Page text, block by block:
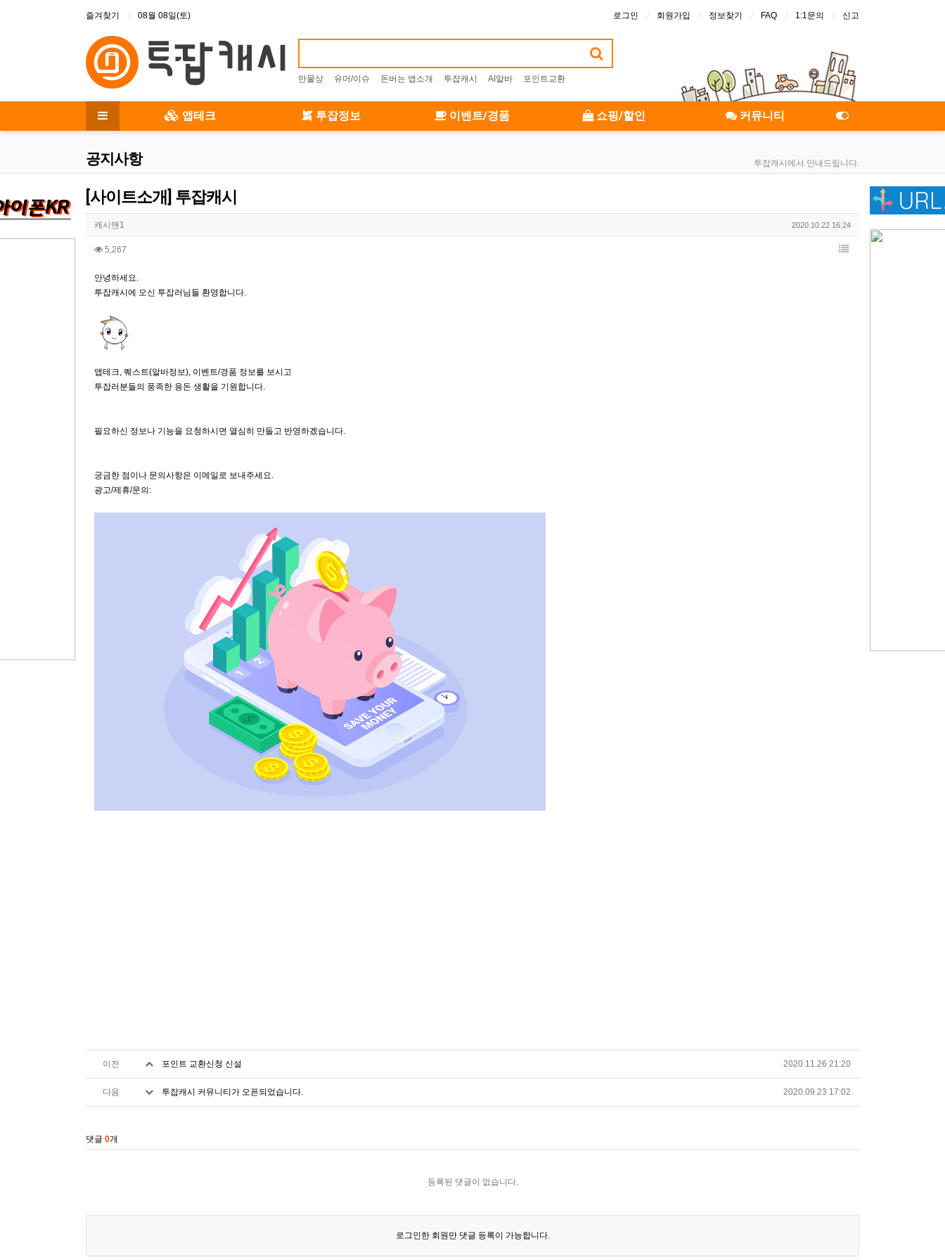
즐겨찾기 08월 08일(토) 로그인 회원가입 정보찾기 FAQ 1:1문의 신고
만물상 유머/이슈 돈버는 앱소개 투잡캐시 AI알바 포인트교환
앱테크 투잡정보 이벤트/경품 쇼핑/할인 커뮤니티
공지사항
투잡캐시에서 안내드립니다.
[사이트소개] 투잡캐시
작성자 정보
작성자
캐시맨1 작성일
2020.10.22 16:24
컨텐츠 정보
조회5,267 목록
본문
안녕하세요.
투잡캐시에 오신 투잡러님들 환영합니다.
앱테크, 퀘스트(알바정보), 이벤트/경품 정보를 보시고
투잡러분들의 풍족한 용돈 생활을 기원합니다.
필요하신 정보나 기능을 요청하시면 열심히 만들고 반영하겠습니다.
궁금한 점이나 문의사항은 이메일로 보내주세요.
광고/제휴/문의:
관련자료
이전 포인트 교환신청 신설 작성일
2020.11.26 21:20
다음 투잡캐시 커뮤니티가 오픈되었습니다. 작성일
2020.09.23 17:02
댓글 0개
등록된 댓글이 없습니다.
로그인한 회원만 댓글 등록이 가능합니다.